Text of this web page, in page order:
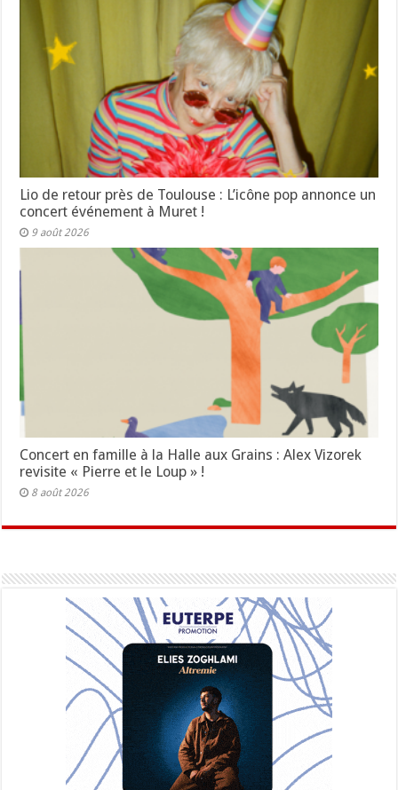
Lio de retour près de Toulouse : L’icône pop annonce un
concert événement à Muret !
9 août 2026
Concert en famille à la Halle aux Grains : Alex Vizorek
revisite « Pierre et le Loup » !
8 août 2026